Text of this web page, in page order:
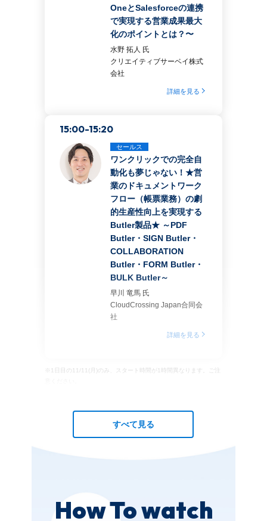
OneとSalesforceの連携
で実現する営業成果最大
化のポイントとは？〜
水野 拓人 氏
クリエイティブサーベイ株式
会社
詳細を見る
15:00-15:20
セールス
ワンクリックでの完全自
動化も夢じゃない！★営
業のドキュメントワーク
フロー（帳票業務）の劇
的生産性向上を実現する
Butler製品★ ～PDF
Butler・SIGN Butler・
COLLABORATION
Butler・FORM Butler・
BULK Butler～
早川 竜馬 氏
CloudCrossing Japan合同会
社
詳細を見る
※1日目の11/11(月)のみ、スタート時間が1時間異なります。ご注
すべて見る
How To watch